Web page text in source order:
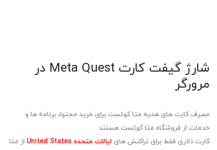
شارژ گیفت کارت Meta Quest در
مرورگر
مصرف کارت های هدیه متا کوئست برای خرید محتوا، برنامه ها و
خدمات از فروشگاه متا کوئست هستند
کارت دلاری فقط برای تراکنش های ایالات متحده United States
از متا